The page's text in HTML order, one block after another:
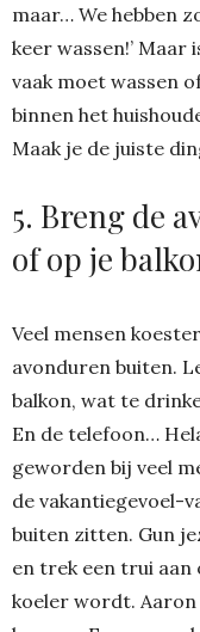
maar… We hebben
keer wassen!’ Maar
vaak moet wassen
binnen het
Maak je de juiste
5. Breng de
of op je
Veel mensen
avonduren buiten.
balkon, wat te
En de telefoon…
geworden bij veel
de vakantiegevoel-
buiten zitten. Gun
en trek een trui aan
koeler wordt.